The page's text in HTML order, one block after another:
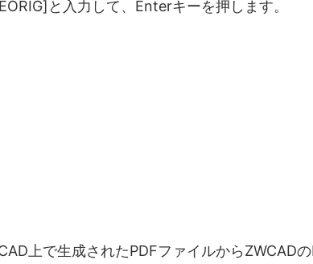
と入力して、Enterキーを押します。
上で生成されたPDFファイルからZWCAD